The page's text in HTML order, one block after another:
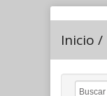
Inicio /